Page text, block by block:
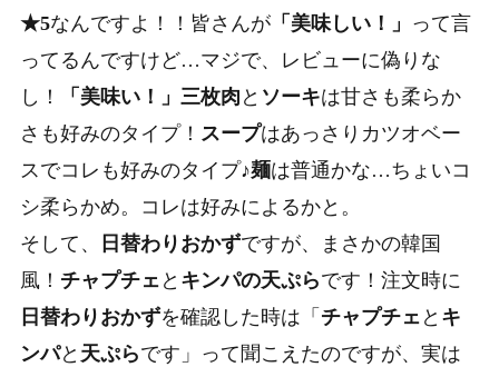
★5なんですよ！！皆さんが「美味しい！」 って言
ってるんですけど…マジで、レビューに偽りな
し！
「美味い！」三枚肉 と ソーキは甘さも柔らか
さも好みのタイプ！ スープはあっさりカツオベー
スでコレも好みのタイプ♪麺は普通かな…ちょいコ
シ柔らかめ。コレは好みによるかと。
そして、
日替わりおかずですが、まさかの韓国
風！ チャプチェ と キンパの天ぷらです！注文時に
日替わりおかずを確認した時は「 チャプチェ と キ
ンパと 天ぷらです」って聞こえたのですが、実は